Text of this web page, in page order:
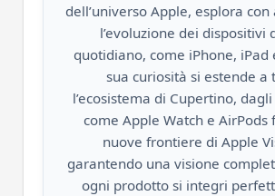
dell’universo Apple, esplora
l’evoluzione dei dispositivi
quotidiano, come iPhone, iPad
sua curiosità si estende a
l’ecosistema di Cupertino,
come Apple Watch e AirPods
nuove frontiere di Apple
garantendo una visione
ogni prodotto si integri